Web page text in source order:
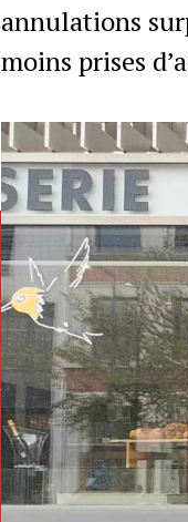
annulations
moins prises